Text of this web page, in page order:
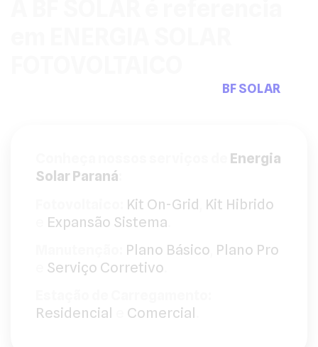
BF SOLAR
Energia
Solar Paraná
Kit On-Grid Kit Hibrido
Expansão Sistema
Plano Básico Plano Pro
Serviço Corretivo
Residencial
Comercial